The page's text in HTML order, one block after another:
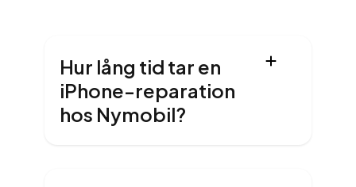
Hur lång tid tar en
iPhone-reparation
hos Nymobil?